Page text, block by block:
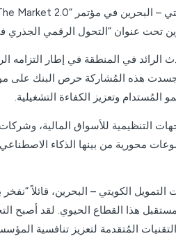
في المنطقة في إطار التزامه
جسدت هذه المُشاركة حرص البنك على
المُستدام وتعزيز الكفاءة التشغيلية.
البورصات، والجهات التنظيمية للأسواق
من بينها الذكاء الاصطناعي
الكويتي – البحرين، قائلاً “نفخر
هذا القطاع الحيوي. لقد أصبح
المُتقدمة لتعزيز تنافسية